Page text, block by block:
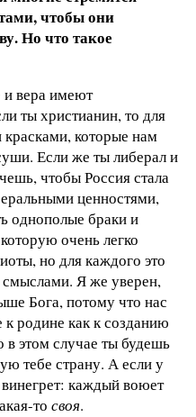
чтобы они
Но что такое
и вера имеют
ты христианин, то для
красками, которые нам
Если же ты либерал и
чтобы Россия стала
ценностями,
однополые браки и
очень легко
но для каждого это
Я же уверен,
Бога, потому что нас
родине как к созданию
этом случае ты будешь
тебе страну. А если у
винегрет: каждый воюет
то своя.